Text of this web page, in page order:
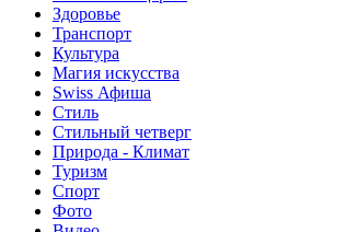
Здоровье
Транспорт
Культура
Магия искусства
Swiss Афиша
Стиль
Стильный четверг
Природа - Климат
Туризм
Спорт
Фото